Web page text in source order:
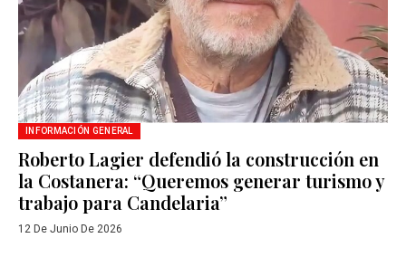
INFORMACIÓN GENERAL
Roberto Lagier defendió la construcción en
la Costanera: “Queremos generar turismo y
trabajo para Candelaria”
12 De Junio De 2026